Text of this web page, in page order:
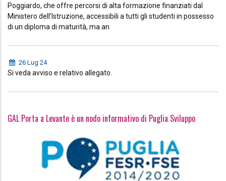
Poggiardo, che offre percorsi di alta formazione finanziati dal
Ministero dell’Istruzione, accessibili a tutti gli studenti in possesso
di un diploma di maturità, ma an
26 Lug 24
Si veda avviso e relativo allegato.
GAL Porta a Levante è un nodo informativo di Puglia Sviluppo